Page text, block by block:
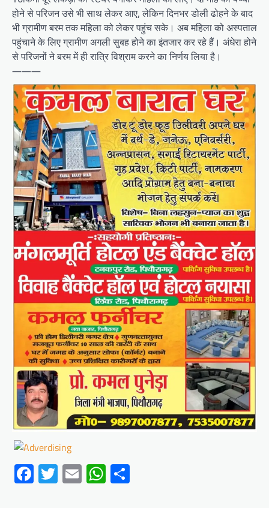
होने से परिजन उसे भी साथ लेकर आए, लेकिन दिनभर डोली ढोहने के बाद
भी ग्रामीण बरम तक महिला को लेकर पहुंच सके। अब महिला को अस्पताल
पहुंचाने के लिए ग्रामीण अगली सुबह होने का इंतजार कर रहे हैं। अंधेरा होने
से परिजनों ने बरम में ही रात्रि विश्राम करने का निर्णय लिया है।
———
Facebook
Twitter
EmailWhatsApp